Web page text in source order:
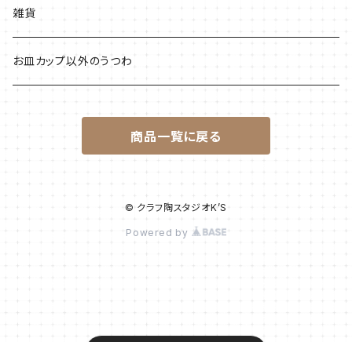
平皿
カップ類
雑貨
お皿カップ以外のうつわ
商品一覧に戻る
© クラフ陶スタジオK’S
Powered by